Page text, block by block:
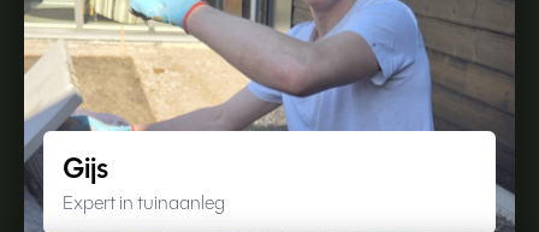
Gijs
Expert in tuinaanleg